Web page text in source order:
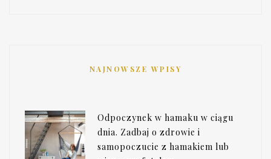
NAJNOWSZE WPISY
Odpoczynek w hamaku w ciągu
dnia. Zadbaj o zdrowie i
samopoczucie z hamakiem lub